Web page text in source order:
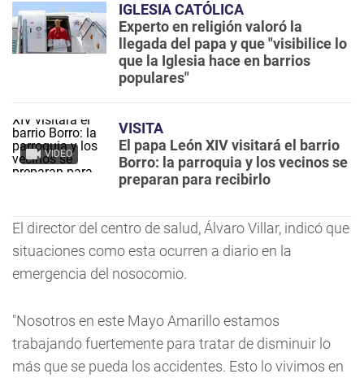
IGLESIA CATÓLICA
Experto en religión valoró la
llegada del papa y que "visibilice lo
que la Iglesia hace en barrios
populares"
VIDEO
VISITA
El papa León XIV visitará el barrio
Borro: la parroquia y los vecinos se
preparan para recibirlo
El director del centro de salud, Álvaro Villar, indicó que
situaciones como esta ocurren a diario en la
emergencia del nosocomio.
"Nosotros en este Mayo Amarillo estamos
trabajando fuertemente para tratar de disminuir lo
más que se pueda los accidentes. Esto lo vivimos en